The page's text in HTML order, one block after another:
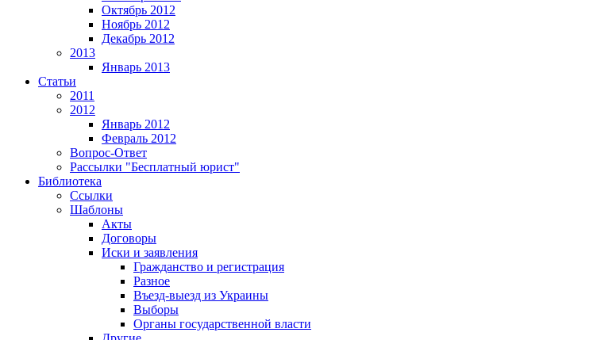
Октябрь 2012
Ноябрь 2012
Декабрь 2012
2013
Январь 2013
Статьи
2011
2012
Январь 2012
Февраль 2012
Вопрос-Ответ
Рассылки "Бесплатный юрист"
Библиотека
Ссылки
Шаблоны
Акты
Договоры
Иски и заявления
Гражданство и регистрация
Разное
Въезд-выезд из Украины
Выборы
Органы государственной власти